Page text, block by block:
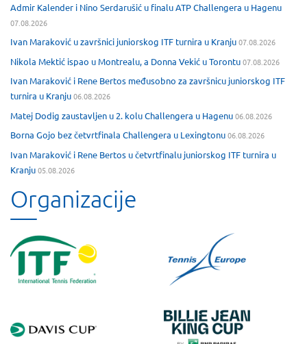
Admir Kalender i Nino Serdarušić u finalu ATP Challengera u Hagenu
07.08.2026
Ivan Maraković u završnici juniorskog ITF turnira u Kranju07.08.2026
Nikola Mektić ispao u Montrealu, a Donna Vekić u Torontu07.08.2026
Ivan Maraković i Rene Bertos međusobno za završnicu juniorskog ITF
turnira u Kranju06.08.2026
Matej Dodig zaustavljen u 2. kolu Challengera u Hagenu06.08.2026
Borna Gojo bez četvrtfinala Challengera u Lexingtonu06.08.2026
Ivan Maraković i Rene Bertos u četvrtfinalu juniorskog ITF turnira u
Kranju05.08.2026
Organizacije